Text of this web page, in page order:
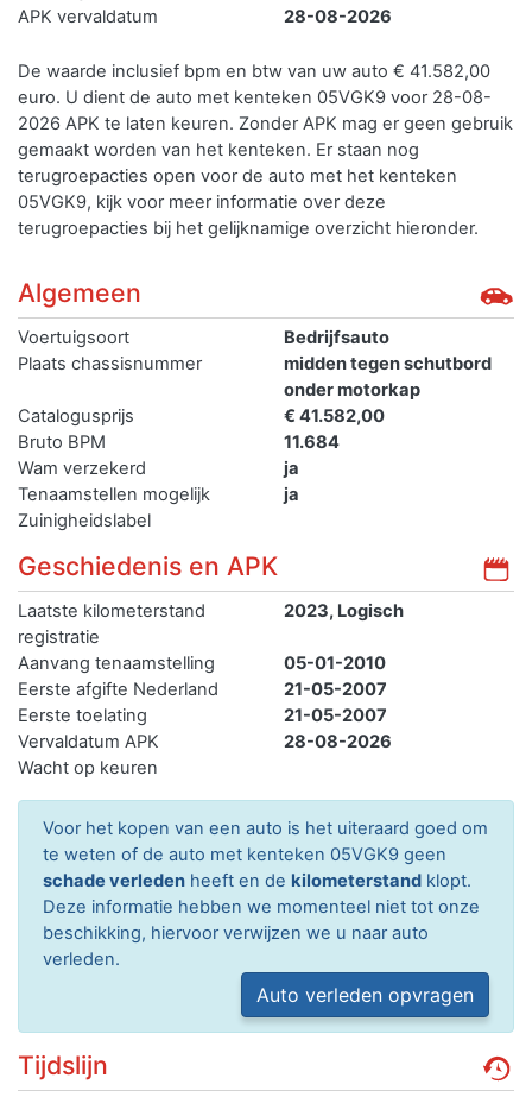
APK vervaldatum
28-08-2026
De waarde inclusief bpm en btw van uw auto € 41.582,00
euro. U dient de auto met kenteken 05VGK9 voor 28-08-
2026 APK te laten keuren. Zonder APK mag er geen gebruik
gemaakt worden van het kenteken. Er staan nog
terugroepacties open voor de auto met het kenteken
05VGK9, kijk voor meer informatie over deze
terugroepacties bij het gelijknamige overzicht hieronder.
Algemeen
Voertuigsoort
Bedrijfsauto
Plaats chassisnummer
midden tegen schutbord
onder motorkap
Catalogusprijs
€ 41.582,00
Bruto BPM
11.684
Wam verzekerd
ja
Tenaamstellen mogelijk
ja
Zuinigheidslabel
Geschiedenis en APK
Laatste kilometerstand
registratie
2023, Logisch
Aanvang tenaamstelling
05-01-2010
Eerste afgifte Nederland
21-05-2007
Eerste toelating
21-05-2007
Vervaldatum APK
28-08-2026
Wacht op keuren
Voor het kopen van een auto is het uiteraard goed om
te weten of de auto met kenteken 05VGK9 geen
schade verleden heeft en de kilometerstand klopt.
Deze informatie hebben we momenteel niet tot onze
beschikking, hiervoor verwijzen we u naar auto
verleden.
Auto verleden opvragen
Tijdslijn